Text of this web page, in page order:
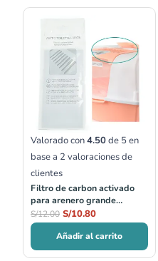
Valorado con4.50de 5 en
base a 2 valoraciones de
clientes
Filtro de carbon activado
para arenero grande
Esquina
S/12.00 S/10.80
Añadir al carrito